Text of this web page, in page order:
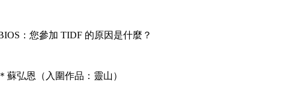
：您參加 TIDF 的原因是什麼？
＊蘇弘恩（入圍作品：靈山）